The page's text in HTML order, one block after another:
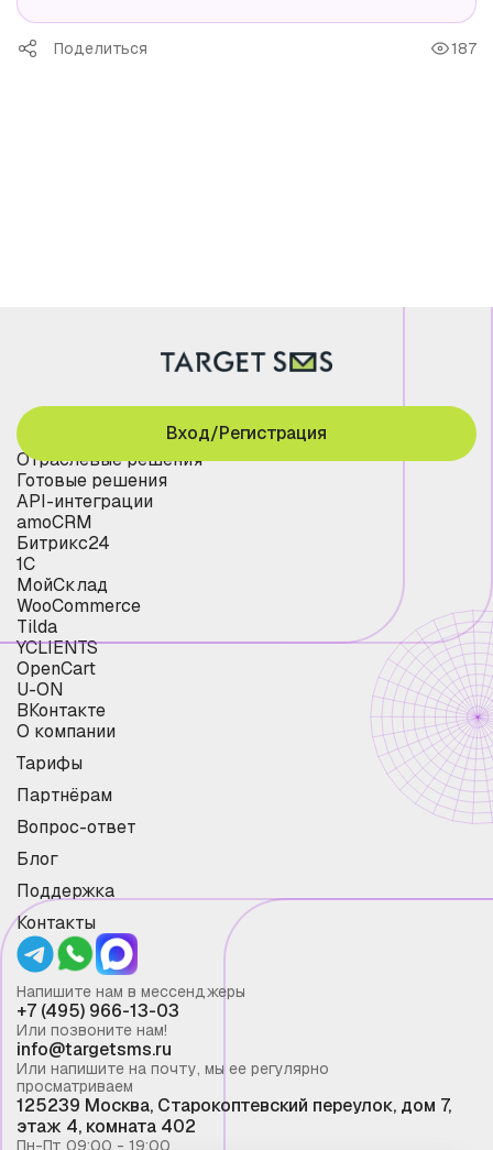
Поделиться 187
Отраслевые решения
Готовые решения
API-интеграции
amoCRM
Битрикс24
1С
МойСклад
WooCommerce
Tilda
YCLIENTS
OpenCart
U-ON
ВКонтакте
О компании
Тарифы
Партнёрам
Вопрос-ответ
Блог
Поддержка
Контакты
Вход/Регистрация
Напишите нам в мессенджеры
+7 (495) 966-13-03
Или позвоните нам!
info@targetsms.ru
Или напишите на почту, мы ее регулярно
просматриваем
125239 Москва, Старокоптевский переулок, дом 7,
этаж 4, комната 402
Пн-Пт 09:00 - 19:00